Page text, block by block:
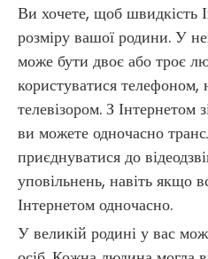
Ви хочете, щоб швидкість
розміру вашої родини. У
може бути двоє або троє
користуватися телефоном,
телевізором. З
ви можете одночасно
приєднуватися до
уповільнень, навіть якщо
Інтернетом одночасно.
У великій родині у вас